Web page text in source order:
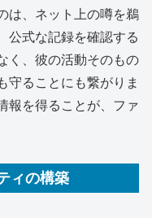
は、ネット上の噂を鵜
公式な記録を確認する
く、彼の活動そのもの
守ることにも繋がりま
報を得ることが、ファ
ィの構築